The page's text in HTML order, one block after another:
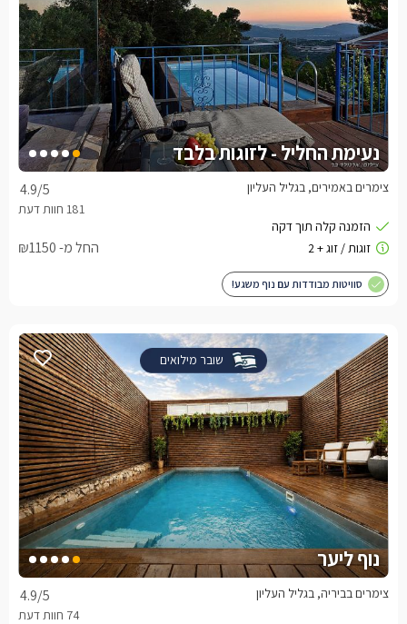
נעימת החליל - לזוגות בלבד
4.9/5 צימרים באמירים, בגליל העליון
החל מ- ₪1150
סוויטות מבודדות עם נוף משגע!
שובר מילואים
נוף ליער
4.9/5 צימרים בביריה, בגליל העליון